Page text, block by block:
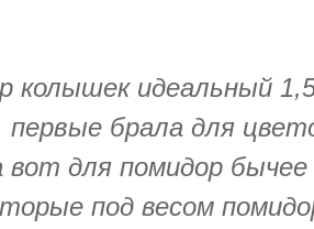
колышек идеальный
брала для
для помидор
под весом